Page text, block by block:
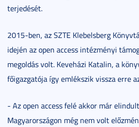
terjedését.
2015-ben, az SZTE Klebelsberg
idején az open access intézményi
megoldás volt. Keveházi Katalin, a
főigazgatója így emlékszik vissza erre
- Az open access felé akkor már
Magyarországon még nem volt